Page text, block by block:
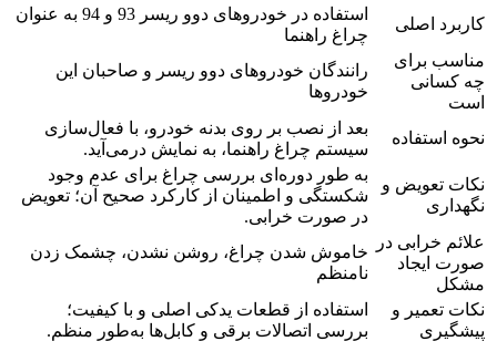
کاربرد اصلی
استفاده در خودروهای دوو ریسر 93 و 94 به عنوان
چراغ راهنما
مناسب برای
چه کسانی
است
رانندگان خودروهای دوو ریسر و صاحبان این
خودروها
نحوه استفاده
بعد از نصب بر روی بدنه خودرو، با فعال‌سازی
سیستم چراغ راهنما، به نمایش درمی‌آید.
نکات تعویض و
نگهداری
به طور دوره‌ای بررسی چراغ برای عدم وجود
شکستگی و اطمینان از کارکرد صحیح آن؛ تعویض
در صورت خرابی.
علائم خرابی در
صورت ایجاد
مشکل
خاموش شدن چراغ، روشن نشدن، چشمک زدن
نامنظم
نکات تعمیر و
پیشگیری
استفاده از قطعات یدکی اصلی و با کیفیت؛
بررسی اتصالات برقی و کابل‌ها به‌طور منظم.